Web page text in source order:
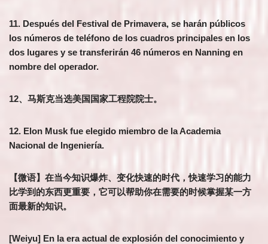
11. Después del Festival de Primavera, se harán públicos
los números de teléfono de los cuadros principales en los
dos lugares y se transferirán 46 números en Nanning en
nombre del operador.
12、马斯克当选美国国家工程院院士。
12. Elon Musk fue elegido miembro de la Academia
Nacional de Ingeniería.
【微语】在当今知识爆炸、变化快速的时代，快速学习的能力
比学到的东西更重要，它可以帮助你在需要的时候掌握某一方
面最新的知识。
[Weiyu] En la era actual de explosión del conocimiento y